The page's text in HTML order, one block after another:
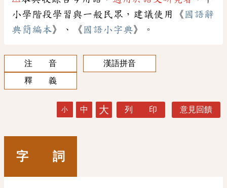
小學階段學習與一般民眾，建議使用《 國語辭
典簡編本》、《 國語小字典》。
注 音
漢語拼音
釋 義
小 中 大 列 印 意見回饋
字 詞